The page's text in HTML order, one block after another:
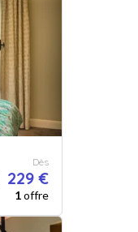
Dès
229 €
1offre